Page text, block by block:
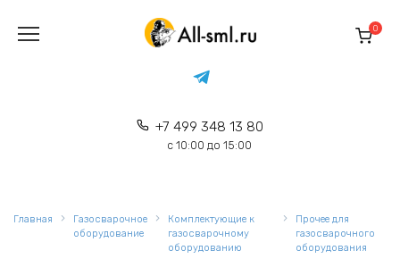
содержанию
+7 499 348 13 80
с 10:00 до 15:00
0
Главная
Газосварочное
оборудование
Комплектующие к
газосварочному
оборудованию
Прочее для
газосварочного
оборудования